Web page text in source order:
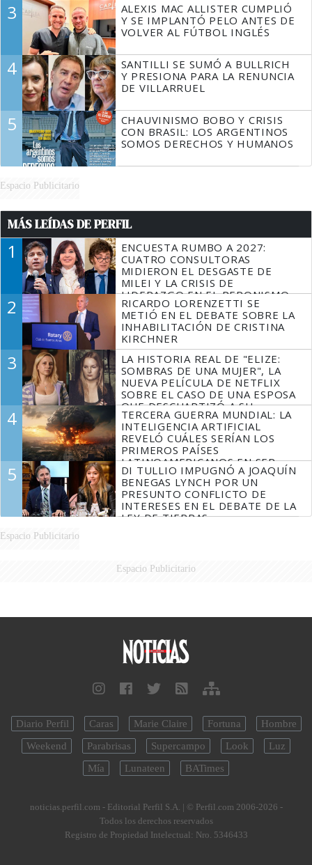
3
ALEXIS MAC ALLISTER CUMPLIÓ
Y SE IMPLANTÓ PELO ANTES DE
VOLVER AL FÚTBOL INGLÉS
4
SANTILLI SE SUMÓ A BULLRICH
Y PRESIONA PARA LA RENUNCIA
DE VILLARRUEL
5
CHAUVINISMO BOBO Y CRISIS
CON BRASIL: LOS ARGENTINOS
SOMOS DERECHOS Y HUMANOS
Espacio Publicitario
MÁS LEÍDAS DE PERFIL
1
ENCUESTA RUMBO A 2027:
CUATRO CONSULTORAS
MIDIERON EL DESGASTE DE
MILEI Y LA CRISIS DE
LIDERAZGO EN EL PERONISMO
2
RICARDO LORENZETTI SE
METIÓ EN EL DEBATE SOBRE LA
INHABILITACIÓN DE CRISTINA
KIRCHNER
3
LA HISTORIA REAL DE "ELIZE:
SOMBRAS DE UNA MUJER", LA
NUEVA PELÍCULA DE NETFLIX
SOBRE EL CASO DE UNA ESPOSA
QUE DESCUARTIZÓ A SU
MARIDO
4
TERCERA GUERRA MUNDIAL: LA
INTELIGENCIA ARTIFICIAL
REVELÓ CUÁLES SERÍAN LOS
PRIMEROS PAÍSES
LATINOAMERICANOS EN SER
DERROTADOS
5
DI TULLIO IMPUGNÓ A JOAQUÍN
BENEGAS LYNCH POR UN
PRESUNTO CONFLICTO DE
INTERESES EN EL DEBATE DE LA
LEY DE TIERRAS
Espacio Publicitario
Espacio Publicitario
Diario Perfil Caras Marie Claire Fortuna
Hombre
Weekend
Parabrisas Supercampo Look
Luz
Mía
Lunateen BATimes
noticias.perfil.com - Editorial Perfil S.A. | © Perfil.com 2006-2026 -
Todos los derechos reservados
Registro de Propiedad Intelectual: Nro. 5346433